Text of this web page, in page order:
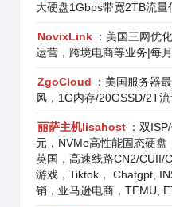
大硬盘1Gbps带宽2TB流量
NovixLink ：美国三网优
运营，跨境电商等业务|每
ZgoCloud
：美国服务器
风，1G内存/20GSSD/2T
丽萨主机lisahost ：双
元，NVMe高性能固态硬
英国，高速线路CN2/CUII/
游戏，Tiktok， Chatgpt,
销，亚马逊电商，TEMU,